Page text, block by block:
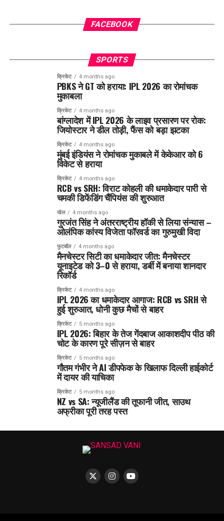
FACEBOOK
SPORTS
क्रिकेट 4 months ago
PBKS ने GT को हराया: IPL 2026 का रोमांचक
मुकाबला
क्रिकेट 4 months ago
बांग्लादेश में IPL 2026 के लाइव प्रसारण पर रोक:
जियोस्टार ने डील तोड़ी, फैंस को बड़ा झटका
क्रिकेट 4 months ago
मुंबई इंडियंस ने रोमांचक मुकाबले में केकेआर को 6
विकेट से हराया
क्रिकेट 4 months ago
RCB vs SRH: विराट कोहली की धमाकेदार पारी से
चमकी डिफेंडिंग चैंपियंस की शुरुआत
खेल 4 months ago
गुरजंत सिंह ने अंतरराष्ट्रीय हॉकी से लिया संन्यास –
ओलंपिक कांस्य विजेता फॉरवर्ड का गुरुमुखी विदा
फुटबॉल 4 months ago
मैनचेस्टर सिटी का धमाकेदार जीत: मैनचेस्टर
यूनाइटेड को 3–0 से हराया, डर्बी में बनाया शानदार
रिकॉर्ड
क्रिकेट 4 months ago
IPL 2026 का धमाकेदार आगाज: RCB vs SRH से
हुई शुरुआत, धोनी कुछ मैचों से बाहर
क्रिकेट 5 months ago
IPL 2026: बिहार के तेज गेंदबाज आकाशदीप पीठ की
चोट के कारण पूरे सीज़न से बाहर
क्रिकेट 5 months ago
गौतम गंभीर ने AI डीपफेक के खिलाफ दिल्ली हाईकोर्ट
में दायर की याचिका
क्रिकेट 5 months ago
NZ vs SA: न्यूजीलैंड की तूफानी जीत, साउथ
अफ्रीका पूरी तरह पस्त